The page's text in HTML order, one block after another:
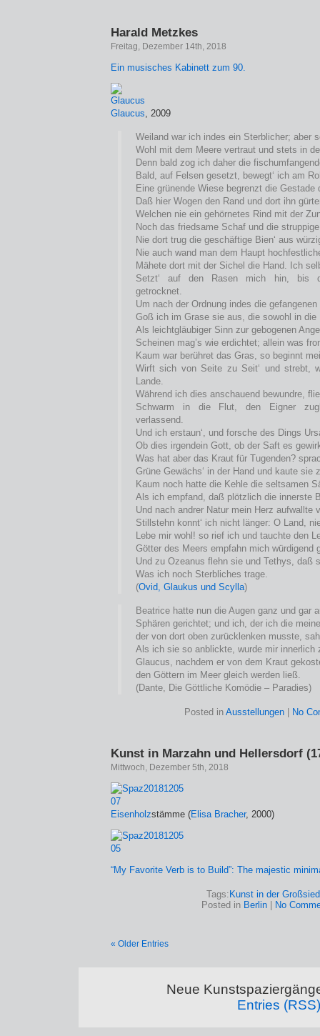
Harald Metzkes
Freitag, Dezember 14th, 2018
Ein musisches Kabinett zum 90.
Glaucus, 2009
Weiland war ich indes ein Sterblicher; aber
Wohl mit dem Meere vertraut und stets in
Denn bald zog ich daher die
Bald, auf Felsen gesetzt, bewegt‘ ich am
Eine grünende Wiese begrenzt die Gestade
Daß hier Wogen den Rand und dort ihn
Welchen nie ein gehörnetes Rind mit der
Noch das friedsame Schaf und die
Nie dort trug die geschäftige Bien‘ aus
Nie auch wand man dem Haupt
Mähete dort mit der Sichel die Hand. Ich
Setzt‘ auf den Rasen mich hin, bis
getrocknet.
Um nach der Ordnung indes die
Goß ich im Grase sie aus, die sowohl in die
Als leichtgläubiger Sinn zur gebogenen
Scheinen mag’s wie erdichtet; allein was
Kaum war berühret das Gras, so beginnt
Wirft sich von Seite zu Seit‘ und strebt,
Lande.
Während ich dies anschauend bewundre,
Schwarm in die Flut, den Eigner
verlassend.
Und ich erstaun‘, und forsche des Dings
Ob dies irgendein Gott, ob der Saft es
Was hat aber das Kraut für Tugenden?
Grüne Gewächs‘ in der Hand und kaute sie
Kaum noch hatte die Kehle die seltsamen
Als ich empfand, daß plötzlich die innerste
Und nach andrer Natur mein Herz aufwallte
Stillstehn konnt‘ ich nicht länger: O Land,
Lebe mir wohl! so rief ich und tauchte den
Götter des Meers empfahn mich würdigend
Und zu Ozeanus flehn sie und Tethys, daß
Was ich noch Sterbliches trage.
(Ovid, Glaukus und Scylla)
Beatrice hatte nun die Augen ganz und gar
Sphären gerichtet; und ich, der ich die
der von dort oben zurücklenken musste,
Als ich sie so anblickte, wurde mir innerlich
Glaucus, nachdem er von dem Kraut
den Göttern im Meer gleich werden ließ.
(Dante, Die Göttliche Komödie – Paradies)
Posted in Ausstellungen| No
Kunst in Marzahn und Hellersdorf
Mittwoch, Dezember 5th, 2018
Eisenholzstämme (Elisa Bracher, 2000)
“My Favorite Verb is to Build”: The majestic
Tags: Kunst in der
Posted in Berlin| No
« Older Entries
Neue
Entries (RSS)